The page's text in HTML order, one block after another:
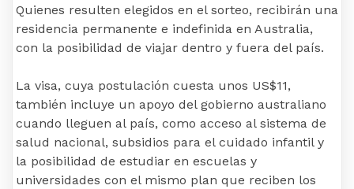
Quienes resulten elegidos en el sorteo, recibirán una
residencia permanente e indefinida en Australia,
con la posibilidad de viajar dentro y fuera del país.
La visa, cuya postulación cuesta unos US$11,
también incluye un apoyo del gobierno australiano
cuando lleguen al país, como acceso al sistema de
salud nacional, subsidios para el cuidado infantil y
la posibilidad de estudiar en escuelas y
universidades con el mismo plan que reciben los